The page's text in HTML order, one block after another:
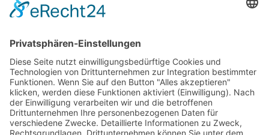
Öffnungszeiten
Versandpartner
Verfügbarkeiten
Zahlung und Versand
Datenschutz